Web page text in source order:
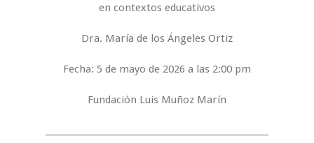
en contextos educativos
Dra. María de los Ángeles Ortiz
Fecha: 5 de mayo de 2026 a las 2:00 pm
Fundación Luis Muñoz Marín